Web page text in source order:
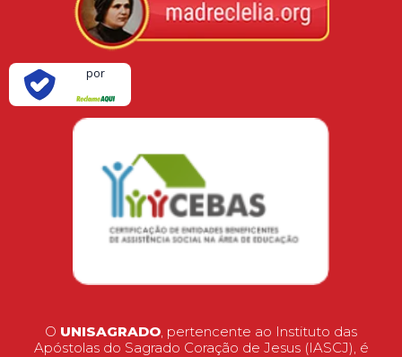
por
O UNISAGRADO, pertencente ao Instituto das
Apóstolas do Sagrado Coração de Jesus (IASCJ), é